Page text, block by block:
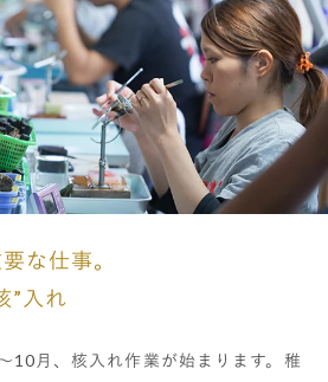
な仕事。
”入れ
10月、核入れ作業が始まります。稚